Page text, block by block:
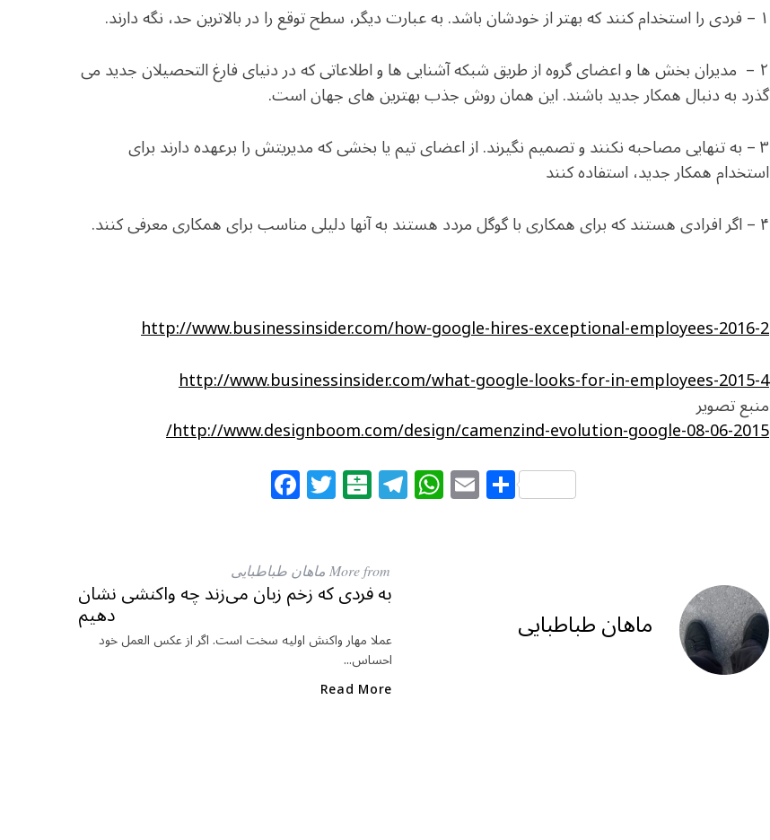
۱ – فردی را استخدام کنند که بهتر از خودشان باشد. به عبارت دیگر، سطح توقع را در بالاترین حد، نگه دارند.
۲ – مدیران بخش ها و اعضای گروه از طریق شبکه آشنایی ها و اطلاعاتی که در دنیای فارغ التحصیلان جدید می
گذرد به دنبال همکار جدید باشند. این همان روش جذب بهترین های جهان است.
۳ – به تنهایی مصاحبه نکنند و تصمیم نگیرند. از اعضای تیم یا بخشی که مدیریتش را برعهده دارند برای
استخدام همکار جدید، استفاده کنند
۴ – اگر افرادی هستند که برای همکاری با گوگل مردد هستند به آنها دلیلی مناسب برای همکاری معرفی کنند.
http://www.businessinsider.com/how-google-hires-exceptional-employees-2016-2
http://www.businessinsider.com/what-google-looks-for-in-employees-2015-4
منبع تصویر
http://www.designboom.com/design/camenzind-evolution-google-08-06-2015/
F
a
e
b
o
ok
T
w
e
r
B
al
ar
in
T
el W
h E
m S
h
ماهان طباطبایی
More from ماهان طباطبایی
به فردی که زخم زبان می‌زند چه واکنشی نشان
دهیم
عملا مهار واکنش اولیه سخت است. اگر از عکس العمل خود
احساس...
Read More